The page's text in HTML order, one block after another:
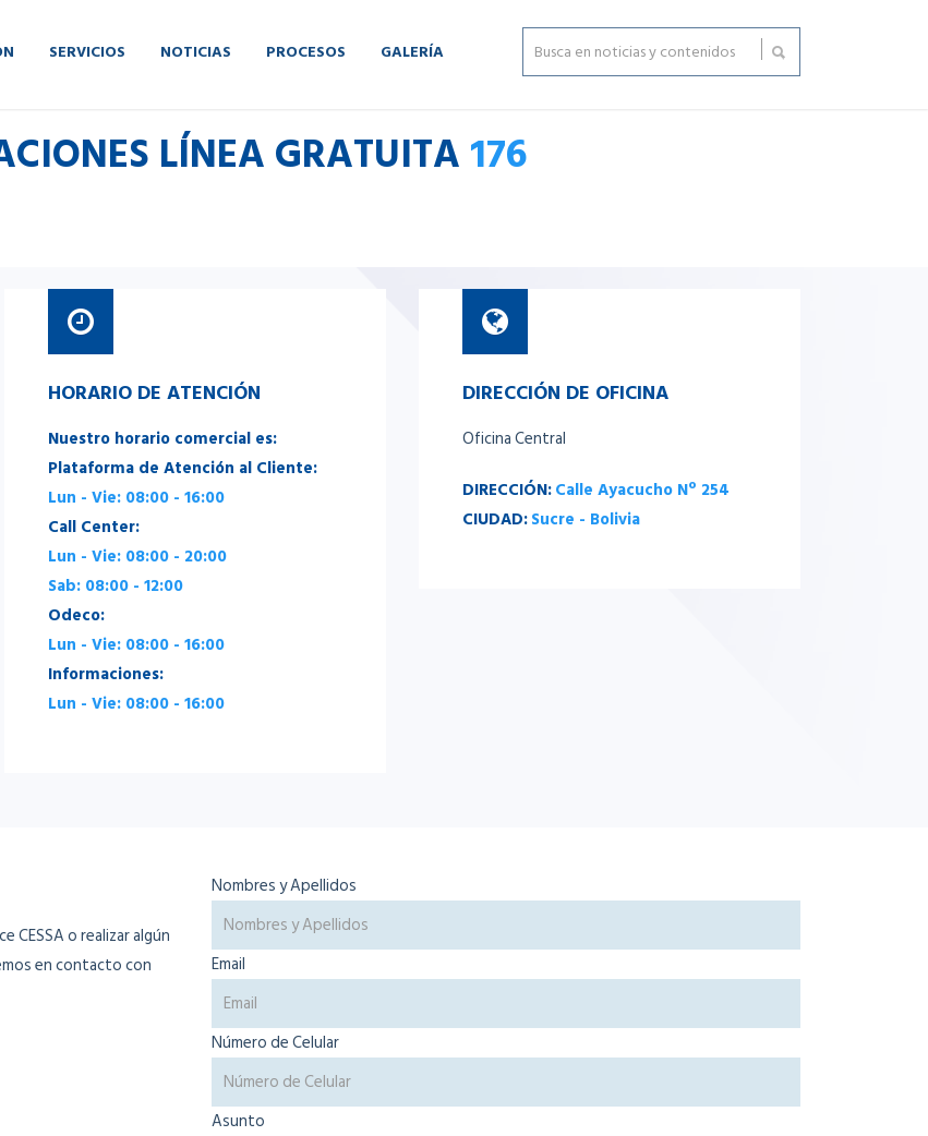
SERVICIOS NOTICIAS PROCESOS GALERÍA
LÍNEA GRATUITA 176
HORARIO DE ATENCIÓN
Nuestro horario comercial es:
Plataforma de Atención al Cliente:
Lun - Vie: 08:00 - 16:00
Call Center:
Lun - Vie: 08:00 - 20:00
Sab: 08:00 - 12:00
Odeco:
Lun - Vie: 08:00 - 16:00
Informaciones:
Lun - Vie: 08:00 - 16:00
DIRECCIÓN DE OFICINA
Oficina Central
DIRECCIÓN:Calle Ayacucho Nº 254
CIUDAD:Sucre - Bolivia
CESSA o realizar algún
en contacto con
Nombres y Apellidos
Email
Número de Celular
Asunto